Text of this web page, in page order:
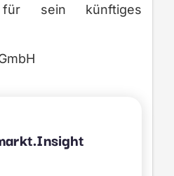
sein künftiges